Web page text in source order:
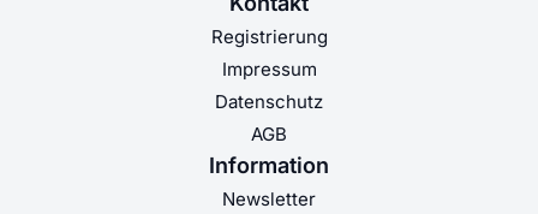
Registrierung
Impressum
Datenschutz
AGB
Information
Newsletter